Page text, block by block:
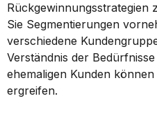
Rückgewinnungsstrategien
Sie Segmentierungen
verschiedene
Verständnis der
ehemaligen Kunden
ergreifen.